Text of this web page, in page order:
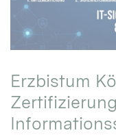
Erzbistum